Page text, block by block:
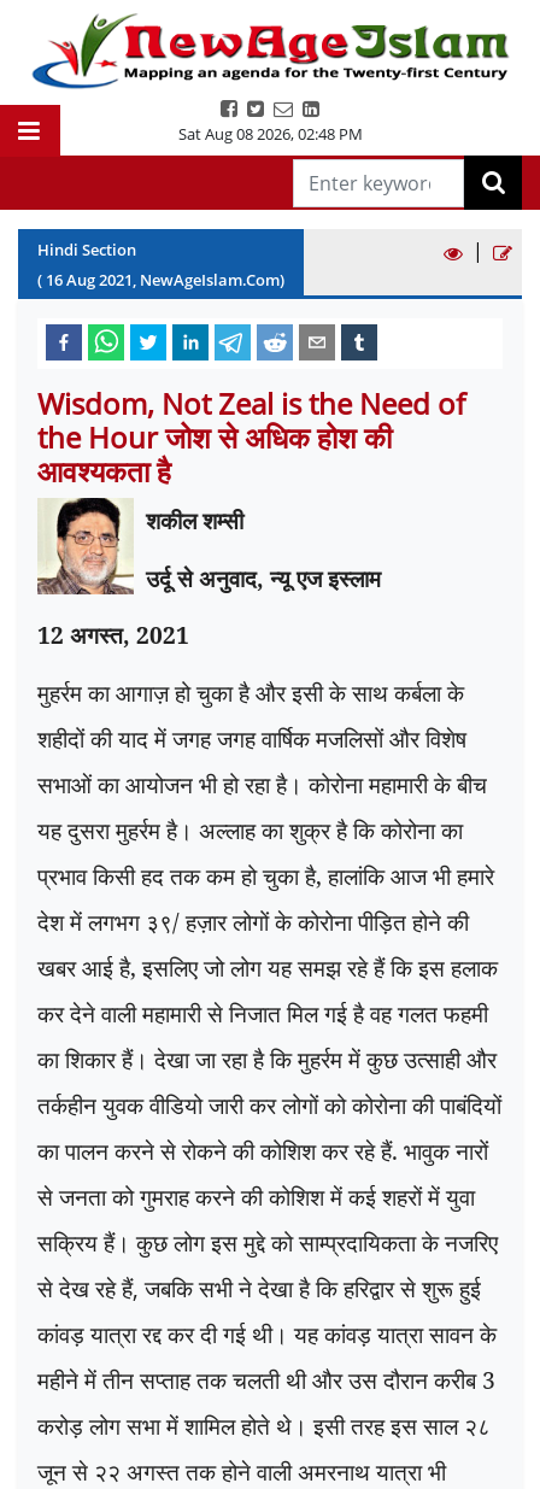
Sat Aug 08 2026,02:48 PM
Hindi Section
( 16Aug2021, NewAgeIslam.Com)
|
Wisdom, Not Zeal is the Need of
the Hour जोश से अधिक होश की
आवश्यकता है
शकील शम्सी
उर्दू से अनुवाद,न्यू एज इस्लाम
12 अगस्त, 2021
मुहर्रम का आगाज़ हो चुका है और इसी के साथ कर्बला के
शहीदों की याद में जगह जगह वार्षिक मजलिसों और विशेष
सभाओं का आयोजन भी हो रहा है। कोरोना महामारी के बीच
यह दुसरा मुहर्रम है। अल्लाह का शुक्र है कि कोरोना का
प्रभाव किसी हद तक कम हो चुका है,हालांकि आज भी हमारे
देश में लगभग ३९/ हज़ार लोगों के कोरोना पीड़ित होने की
खबर आई है,इसलिए जो लोग यह समझ रहे हैं कि इस हलाक
कर देने वाली महामारी से निजात मिल गई है वह गलत फहमी
का शिकार हैं। देखा जा रहा है कि मुहर्रम में कुछ उत्साही और
तर्कहीन युवक वीडियो जारी कर लोगों को कोरोना की पाबंदियों
का पालन करने से रोकने की कोशिश कर रहे हैं. भावुक नारों
से जनता को गुमराह करने की कोशिश में कई शहरों में युवा
सक्रिय हैं। कुछ लोग इस मुद्दे को साम्प्रदायिकता के नजरिए
से देख रहे हैं,जबकि सभी ने देखा है कि हरिद्वार से शुरू हुई
कांवड़ यात्रा रद्द कर दी गई थी। यह कांवड़ यात्रा सावन के
महीने में तीन सप्ताह तक चलती थी और उस दौरान करीब 3
करोड़ लोग सभा में शामिल होते थे। इसी तरह इस साल २८
जून से २२ अगस्त तक होने वाली अमरनाथ यात्रा भी